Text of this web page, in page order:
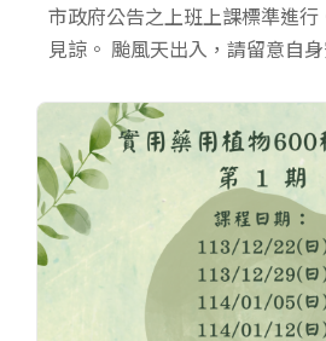
市政府公告之上班上課標準進
見諒。 颱風天出入，請留意自身